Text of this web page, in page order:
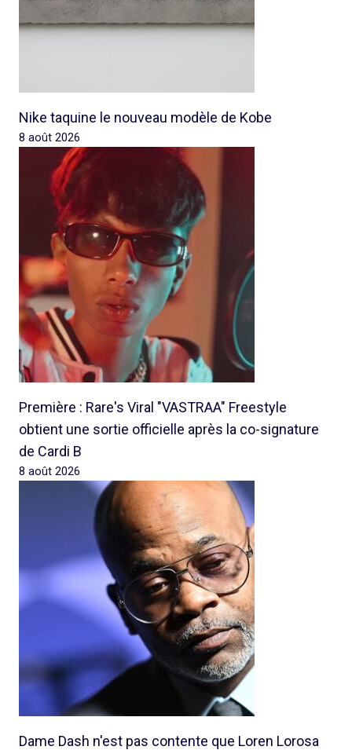
Nike taquine le nouveau modèle de Kobe
8 août 2026
Première : Rare's Viral "VASTRAA" Freestyle
obtient une sortie officielle après la co-signature
de Cardi B
8 août 2026
Dame Dash n'est pas contente que Loren Lorosa